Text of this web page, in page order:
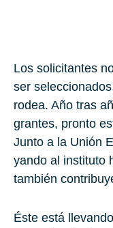
Los so­li­ci­tan­tes
ser
rodea. Año tras
gran­tes, pron­to
Junto a la Unión
yan­do al ins­ti­tu­to
tam­bién
Éste está